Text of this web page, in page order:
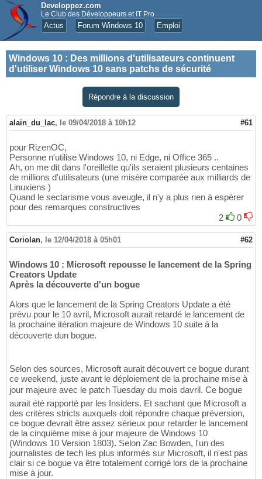
Developpez.com
Le Club des Développeurs et IT Pro
Actus Forum Windows 10 Emploi
Windows 10 : Des millions d'utilisateurs continuent
d'utiliser Windows 10 sans patchs de sécurité
Répondre à la discussion
alain_du_lac, le 09/04/2018 à 10h12 #61
pour RizenOC,
Personne n'utilise Windows 10, ni Edge, ni Office 365 ..
Ah, on me dit dans l'oreillette qu'ils seraient plusieurs centaines
de millions d'utilisateurs (une misère comparée aux milliards de
Linuxiens )
Quand le sectarisme vous aveugle, il n'y a plus rien à espérer
pour des remarques constructives
2
0
Coriolan, le 12/04/2018 à 05h01 #62
Windows 10 : Microsoft repousse le lancement de la Spring
Creators Update
Après la découverte d'un bogue
Alors que le lancement de la Spring Creators Update a été
prévu pour le 10 avril, Microsoft aurait retardé le lancement de
la prochaine itération majeure de Windows 10 suite à la
découverte dun bogue.
Selon des sources, Microsoft aurait découvert ce bogue durant
ce weekend, juste avant le déploiement de la prochaine mise à
jour majeure avec le patch Tuesday du mois davril. Ce bogue
aurait été rapporté par les Insiders. Et sachant que Microsoft a
des critères stricts auxquels doit répondre chaque préversion,
ce bogue devrait être assez sérieux pour retarder le lancement
de la cinquième mise à jour majeure de Windows 10
(Windows 10 Version 1803). Selon Zac Bowden, l'un des
journalistes de tech les plus informés sur Microsoft, il n'est pas
clair si ce bogue va être totalement corrigé lors de la prochaine
mise à jour.